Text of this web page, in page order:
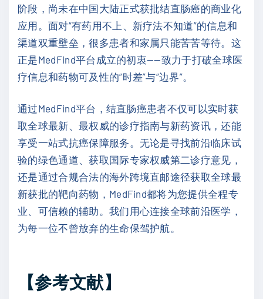
阶段，尚未在中国大陆正式获批结直肠癌的商业化
应用。面对“有药用不上、新疗法不知道”的信息和
渠道双重壁垒，很多患者和家属只能苦苦等待。这
正是MedFind平台成立的初衷——致力于打破全球医
疗信息和药物可及性的“时差”与“边界”。
通过MedFind平台，结直肠癌患者不仅可以实时获
取全球最新、最权威的诊疗指南与新药资讯，还能
享受一站式抗癌保障服务。无论是寻找前沿临床试
验的绿色通道、获取国际专家权威第二诊疗意见，
还是通过合规合法的海外跨境直邮途径获取全球最
新获批的靶向药物，MedFind都将为您提供全程专
业、可信赖的辅助。我们用心连接全球前沿医学，
为每一位不曾放弃的生命保驾护航。
【参考文献】